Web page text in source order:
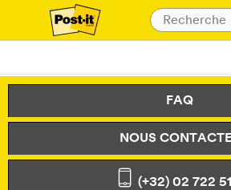
FAQ
NOUS
(+32) 02 722 51